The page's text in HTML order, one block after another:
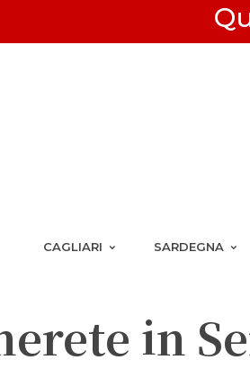
CAGLIARI SARDEGNA
in